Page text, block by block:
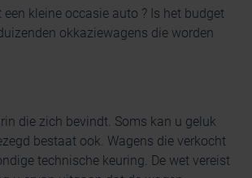
kleine occasie auto ? Is het budget
okkaziewagens die worden
die zich bevindt. Soms kan u geluk
bestaat ook. Wagens die verkocht
technische keuring. De wet vereist